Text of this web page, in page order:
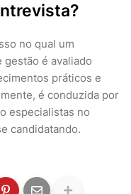
no qual um
é avaliado
práticos e
é conduzida por
especialistas no
candidatando.